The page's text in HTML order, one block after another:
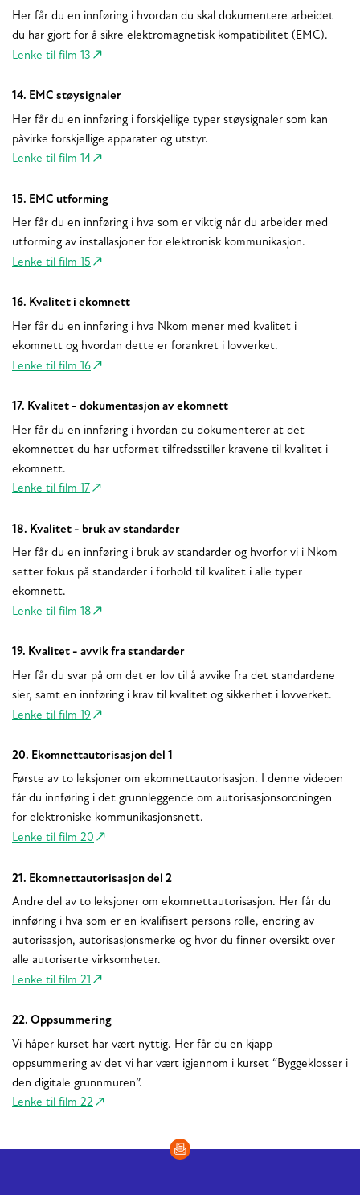
Her får du en innføring i hvordan du skal dokumentere arbeidet
du har gjort for å sikre elektromagnetisk kompatibilitet (EMC).
Lenke til film 13
14. EMC støysignaler
Her får du en innføring i forskjellige typer støysignaler som kan
påvirke forskjellige apparater og utstyr.
Lenke til film 14
15. EMC utforming
Her får du en innføring i hva som er viktig når du arbeider med
utforming av installasjoner for elektronisk kommunikasjon.
Lenke til film 15
16. Kvalitet i ekomnett
Her får du en innføring i hva Nkom mener med kvalitet i
ekomnett og hvordan dette er forankret i lovverket.
Lenke til film 16
17. Kvalitet - dokumentasjon av ekomnett
Her får du en innføring i hvordan du dokumenterer at det
ekomnettet du har utformet tilfredsstiller kravene til kvalitet i
ekomnett.
Lenke til film 17
18. Kvalitet - bruk av standarder
Her får du en innføring i bruk av standarder og hvorfor vi i Nkom
setter fokus på standarder i forhold til kvalitet i alle typer
ekomnett.
Lenke til film 18
19. Kvalitet - avvik fra standarder
Her får du svar på om det er lov til å avvike fra det standardene
sier, samt en innføring i krav til kvalitet og sikkerhet i lovverket.
Lenke til film 19
20. Ekomnettautorisasjon del 1
Første av to leksjoner om ekomnettautorisasjon. I denne videoen
får du innføring i det grunnleggende om autorisasjonsordningen
for elektroniske kommunikasjonsnett.
Lenke til film 20
21. Ekomnettautorisasjon del 2
Andre del av to leksjoner om ekomnettautorisasjon. Her får du
innføring i hva som er en kvalifisert persons rolle, endring av
autorisasjon, autorisasjonsmerke og hvor du finner oversikt over
alle autoriserte virksomheter.
Lenke til film 21
22. Oppsummering
Vi håper kurset har vært nyttig. Her får du en kjapp
oppsummering av det vi har vært igjennom i kurset “Byggeklosser i
den digitale grunnmuren”.
Lenke til film 22